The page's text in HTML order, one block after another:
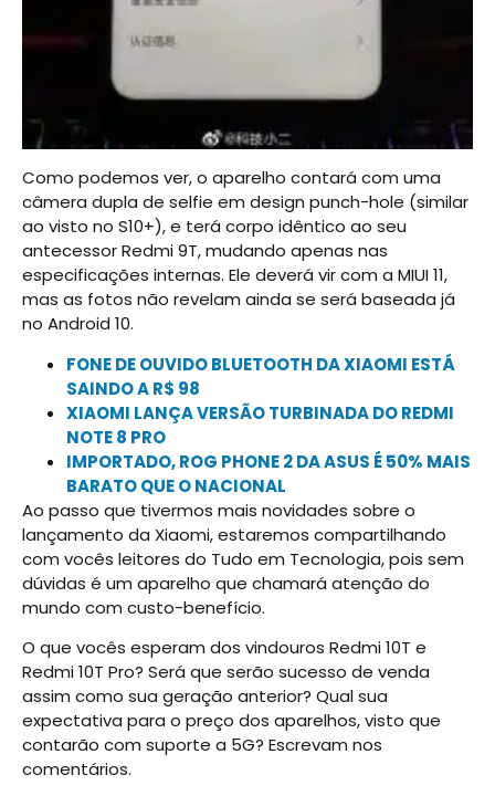
Como podemos ver, o aparelho contará com uma
câmera dupla de selfie em design punch-hole (similar
ao visto no S10+), e terá corpo idêntico ao seu
antecessor Redmi 9T, mudando apenas nas
especificações internas. Ele deverá vir com a MIUI 11,
mas as fotos não revelam ainda se será baseada já
no Android 10.
FONE DE OUVIDO BLUETOOTH DA XIAOMI ESTÁ
SAINDO A R$ 98
XIAOMI LANÇA VERSÃO TURBINADA DO REDMI
NOTE 8 PRO
IMPORTADO, ROG PHONE 2 DA ASUS É 50% MAIS
BARATO QUE O NACIONAL
Ao passo que tivermos mais novidades sobre o
lançamento da Xiaomi, estaremos compartilhando
com vocês leitores do Tudo em Tecnologia, pois sem
dúvidas é um aparelho que chamará atenção do
mundo com custo-benefício.
O que vocês esperam dos vindouros Redmi 10T e
Redmi 10T Pro? Será que serão sucesso de venda
assim como sua geração anterior? Qual sua
expectativa para o preço dos aparelhos, visto que
contarão com suporte a 5G? Escrevam nos
comentários.